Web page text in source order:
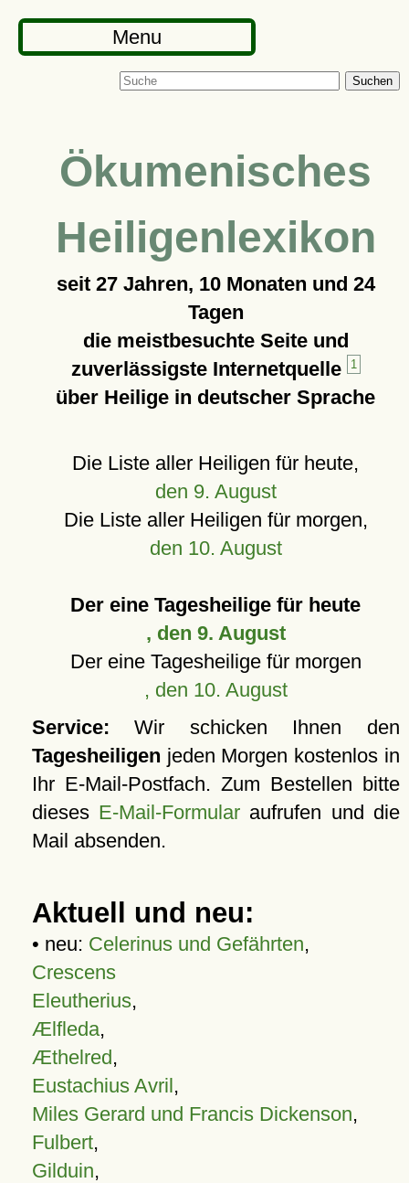
Menu
Suchen
Ökumenisches
Heiligenlexikon
seit 27 Jahren, 10 Monaten und 24
Tagen
die meistbesuchte Seite und
zuverlässigste Internetquelle
1
über Heilige in deutscher Sprache
Die Liste aller Heiligen für heute,
den 9. August
Die Liste aller Heiligen für morgen,
den 10. August
Der eine Tagesheilige für heute
, den 9. August
Der eine Tagesheilige für morgen
, den 10. August
Service: Wir schicken Ihnen den
Tagesheiligen jeden Morgen kostenlos in
Ihr E-Mail-Postfach. Zum Bestellen bitte
dieses E-Mail-Formular aufrufen und die
Mail absenden.
Aktuell und neu:
• neu: Celerinus und Gefährten,
Crescens
Eleutherius,
Ælfleda,
Æthelred,
Eustachius Avril,
Miles Gerard und Francis Dickenson,
Fulbert,
Gilduin,